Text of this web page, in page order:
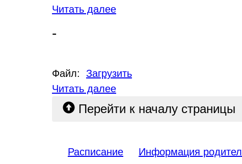
Читать далее
-
Файл: Загрузить
Читать далее
Перейти к началу страницы
Расписание Информация